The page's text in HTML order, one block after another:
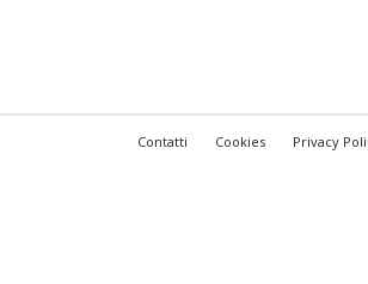
Contatti Cookies Privacy